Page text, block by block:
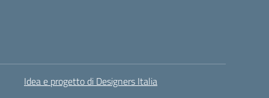
Idea e progetto di Designers Italia